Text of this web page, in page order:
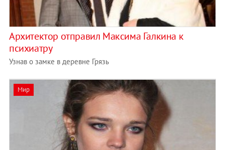
Архитектор отправил Максима Галкина к
психиатру
Узнав о замке в деревне Грязь
Мир